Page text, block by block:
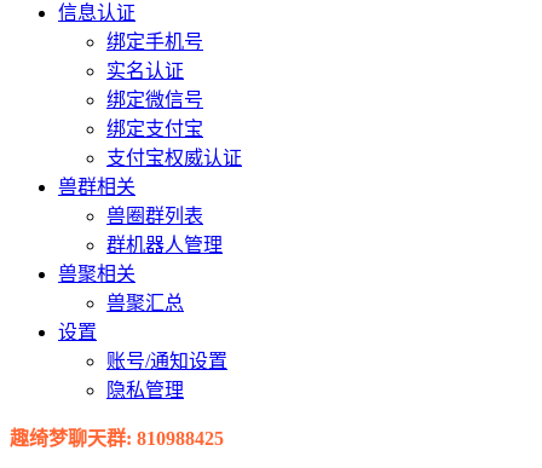
信息认证
绑定手机号
实名认证
绑定微信号
绑定支付宝
支付宝权威认证
兽群相关
兽圈群列表
群机器人管理
兽聚相关
兽聚汇总
设置
账号/通知设置
隐私管理
趣绮梦聊天群: 810988425